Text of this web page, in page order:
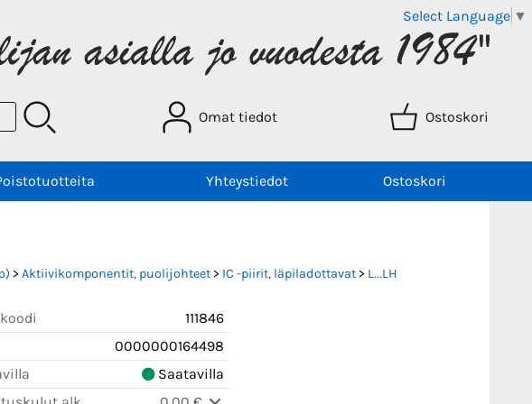
Select Language ▼
Omat tiedot Ostoskori
Yhteystiedot Ostoskori
> Aktiivikomponentit, puolijohteet> IC -piirit, läpiladottavat> L...LH
111846
0000000164498
Saatavilla